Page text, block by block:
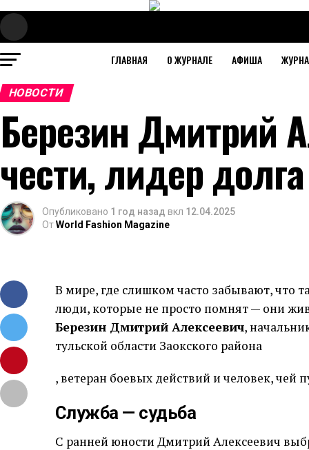
ГЛАВНАЯ О ЖУРНАЛЕ АФИША
НОВОСТИ
Березин Дмитрий
чести, лидер долга
Опубликовано 1 год назад вкл 12.04.2025
ОтWorld Fashion Magazine
В мире, где слишком часто забывают, что
люди, которые не просто помнят — они
Березин Дмитрий Алексеевич,
тульской области Заокского района
, ветеран боевых действий и человек, чей
Служба — судьба
С ранней юности Дмитрий Алексеевич